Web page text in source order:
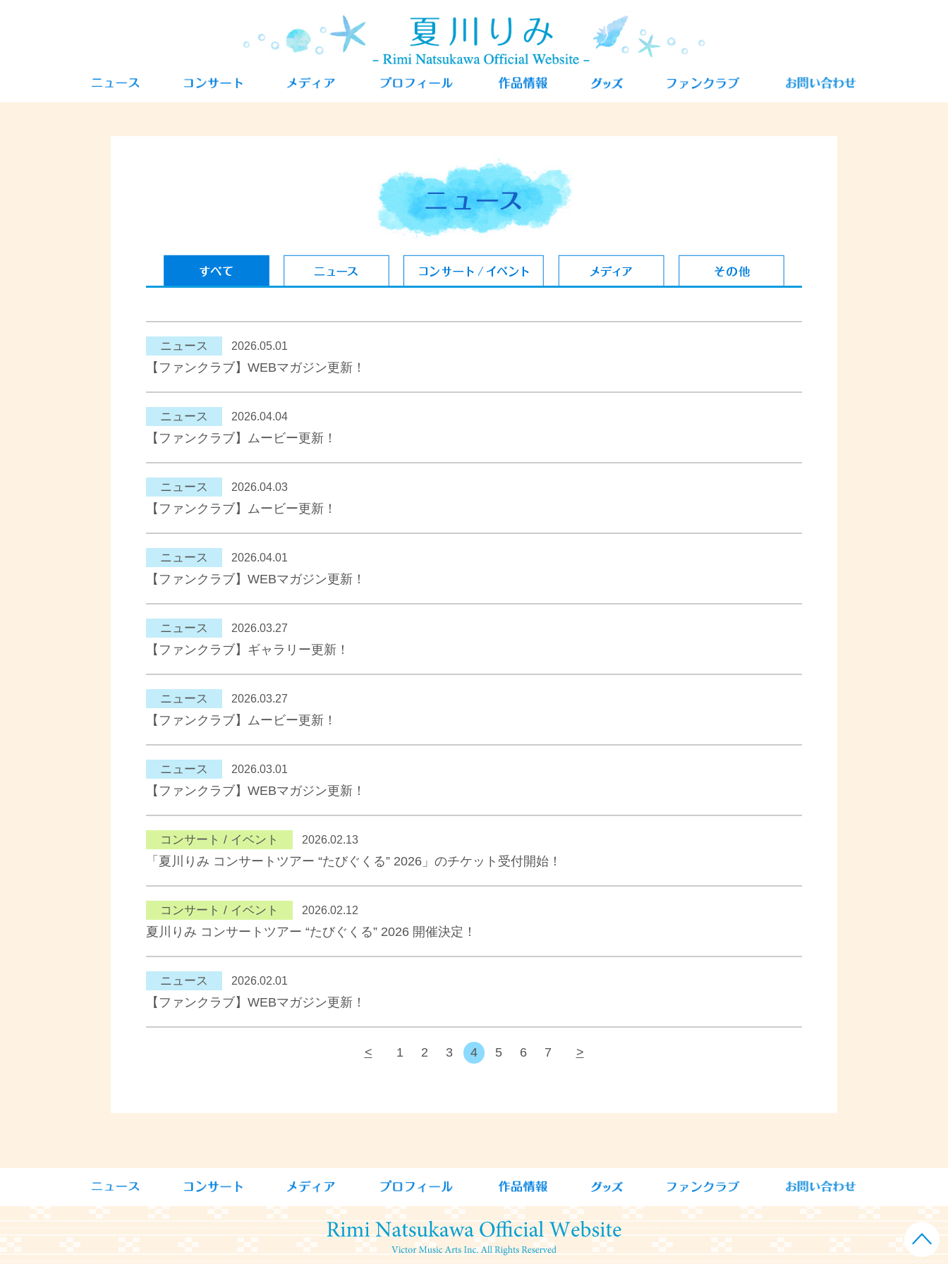
ニュース 2026.05.01
【ファンクラブ】WEBマガジン更新！
ニュース 2026.04.04
【ファンクラブ】ムービー更新！
ニュース 2026.04.03
【ファンクラブ】ムービー更新！
ニュース 2026.04.01
【ファンクラブ】WEBマガジン更新！
ニュース 2026.03.27
【ファンクラブ】ギャラリー更新！
ニュース 2026.03.27
【ファンクラブ】ムービー更新！
ニュース 2026.03.01
【ファンクラブ】WEBマガジン更新！
コンサート / イベント 2026.02.13
「夏川りみ コンサートツアー “たびぐくる” 2026」のチケット受付開始！
コンサート / イベント 2026.02.12
夏川りみ コンサートツアー “たびぐくる” 2026 開催決定！
ニュース 2026.02.01
【ファンクラブ】WEBマガジン更新！
< 1 2 3 4 5 6 7 >